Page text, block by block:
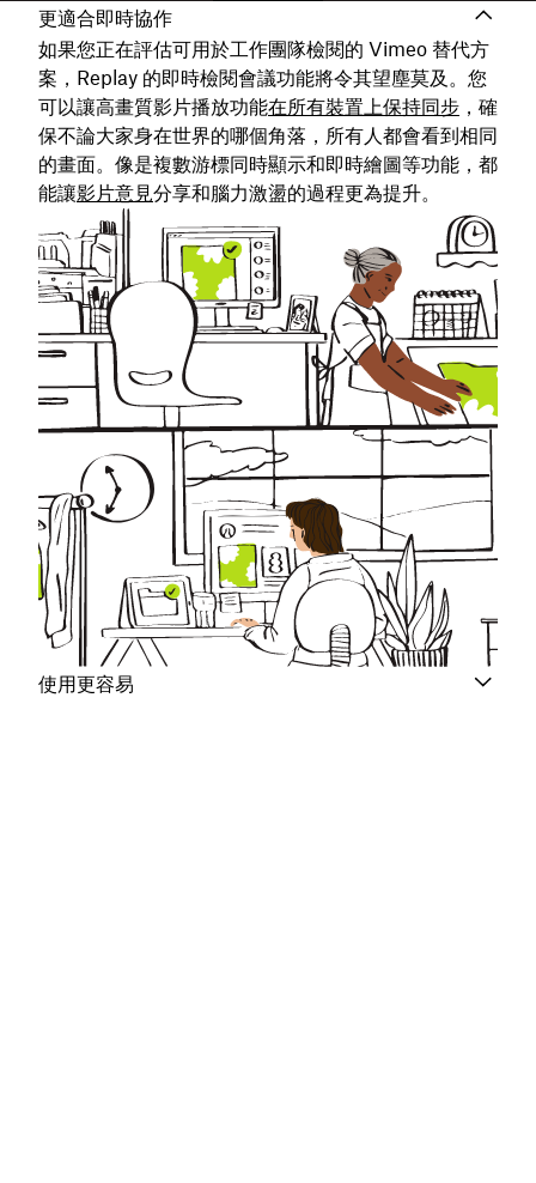
更適合即時協作
如果您正在評估可用於工作團隊檢閱的 Vimeo 替代方
案，Replay 的即時檢閱會議功能將令其望塵莫及。您
可以讓高畫質影片播放功能在所有裝置上保持同步 ，確
保不論大家身在世界的哪個角落，所有人都會看到相同
的畫面。像是複數游標同時顯示和即時繪圖等功能，都
能讓影片意見分享和腦力激盪的過程更為提升。
使用更容易